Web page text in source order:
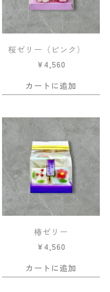
桜ゼリー（ピンク）
¥4,560
カートに追加
椿ゼリー
¥4,560
カートに追加